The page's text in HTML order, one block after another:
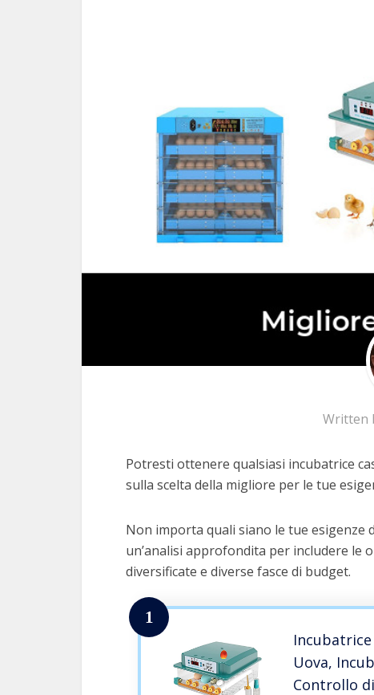
Written
Potresti ottenere qualsiasi incubatrice
sulla scelta della migliore per le tue
Non importa quali siano le tue
un’analisi approfondita per includere le
diversificate e diverse fasce di budget.
1
Uova,
Controllo